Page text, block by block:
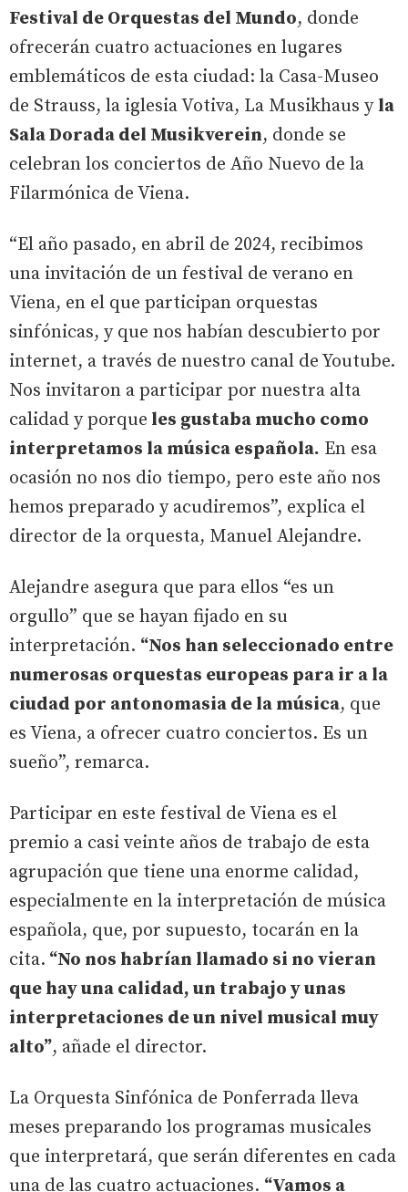
Festival de Orquestas del Mundo, donde
ofrecerán cuatro actuaciones en lugares
emblemáticos de esta ciudad: la Casa-Museo
de Strauss, la iglesia Votiva, La Musikhaus y la
Sala Dorada del Musikverein, donde se
celebran los conciertos de Año Nuevo de la
Filarmónica de Viena.
“El año pasado, en abril de 2024, recibimos
una invitación de un festival de verano en
Viena, en el que participan orquestas
sinfónicas, y que nos habían descubierto por
internet, a través de nuestro canal de Youtube.
Nos invitaron a participar por nuestra alta
calidad y porque les gustaba mucho como
interpretamos la música española. En esa
ocasión no nos dio tiempo, pero este año nos
hemos preparado y acudiremos”, explica el
director de la orquesta, Manuel Alejandre.
Alejandre asegura que para ellos “es un
orgullo” que se hayan fijado en su
interpretación. “Nos han seleccionado entre
numerosas orquestas europeas para ir a la
ciudad por antonomasia de la música, que
es Viena, a ofrecer cuatro conciertos. Es un
sueño”, remarca.
Participar en este festival de Viena es el
premio a casi veinte años de trabajo de esta
agrupación que tiene una enorme calidad,
especialmente en la interpretación de música
española, que, por supuesto, tocarán en la
cita. “No nos habrían llamado si no vieran
que hay una calidad, un trabajo y unas
interpretaciones de un nivel musical muy
alto”, añade el director.
La Orquesta Sinfónica de Ponferrada lleva
meses preparando los programas musicales
que interpretará, que serán diferentes en cada
una de las cuatro actuaciones. “Vamos a